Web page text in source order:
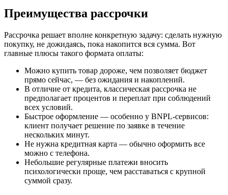
Преимущества рассрочки
Рассрочка решает вполне конкретную задачу: сделать нужную
покупку, не дожидаясь, пока накопится вся сумма. Вот
главные плюсы такого формата оплаты:
Можно купить товар дороже, чем позволяет бюджет
прямо сейчас, — без ожидания и накоплений.
В отличие от кредита, классическая рассрочка не
предполагает процентов и переплат при соблюдений
всех условий.
Быстрое оформление — особенно у BNPL-сервисов:
клиент получает решение по заявке в течение
нескольких минут.
Не нужна кредитная карта — обычно оформить все
можно с телефона.
Небольшие регулярные платежи вносить
психологически проще, чем расставаться с крупной
суммой сразу.